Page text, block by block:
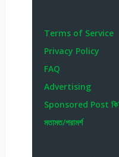
Terms of Service
Privacy Policy
FAQ
Advertising
Sponsored Post
মতামত/পরামর্শ